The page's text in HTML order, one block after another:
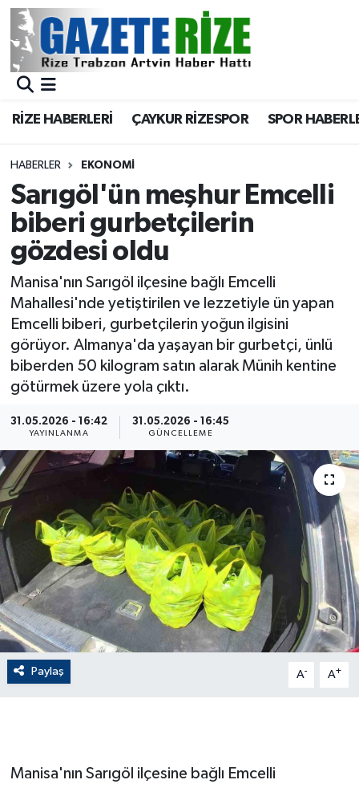
RİZE HABERLERİ ÇAYKUR RİZESPOR SPOR
HABERLER EKONOMİ
Sarıgöl'ün meşhur Emcelli
biberi gurbetçilerin
gözdesi oldu
Manisa'nın Sarıgöl ilçesine bağlı Emcelli
Mahallesi'nde yetiştirilen ve lezzetiyle ün yapan
Emcelli biberi, gurbetçilerin yoğun ilgisini
görüyor. Almanya'da yaşayan bir gurbetçi, ünlü
biberden 50 kilogram satın alarak Münih kentine
götürmek üzere yola çıktı.
31.05.2026 - 16:42
YAYINLANMA
31.05.2026 - 16:45
GÜNCELLEME
Paylaş A- A+
Manisa'nın Sarıgöl ilçesine bağlı Emcelli
BÖLGEMİZ
Asayiş
Rize Jandarma Komutanlığı
Bilim Teknoloji
Advertising news
Canlı Maç
ÇEVRE
Dış Haberler
Dünya
EĞİTİM
EKONOMİ
English News
Finans
Flaş Haber
Merkez Nöbetçi Eczaneler
Merkez Trafik Yoğunluk Haritası
Süper Lig Puan Durumu ve Fikstür
Tüm Manşetler
Haber Arşivi